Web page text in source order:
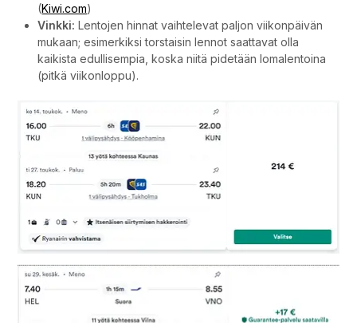
(Kiwi.com)
Vinkki: Lentojen hinnat vaihtelevat paljon viikonpäivän
mukaan; esimerkiksi torstaisin lennot saattavat olla
kaikista edullisempia, koska niitä pidetään lomalentoina
(pitkä viikonloppu).